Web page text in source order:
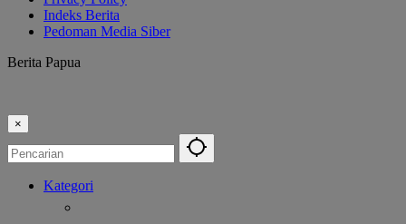
Indeks Berita
Pedoman Media Siber
Berita Papua
×
Kategori